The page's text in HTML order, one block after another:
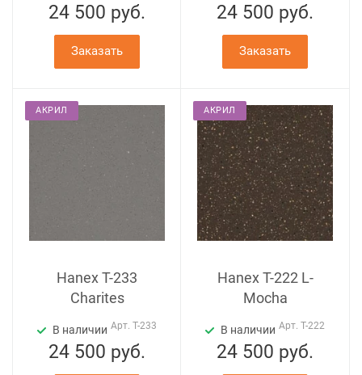
24 500 руб.
Заказать
24 500 руб.
Заказать
АКРИЛ
Hanex T-233
Charites
В наличии Арт. T-233
24 500 руб.
АКРИЛ
Hanex T-222 L-
Mocha
В наличии Арт. T-222
24 500 руб.